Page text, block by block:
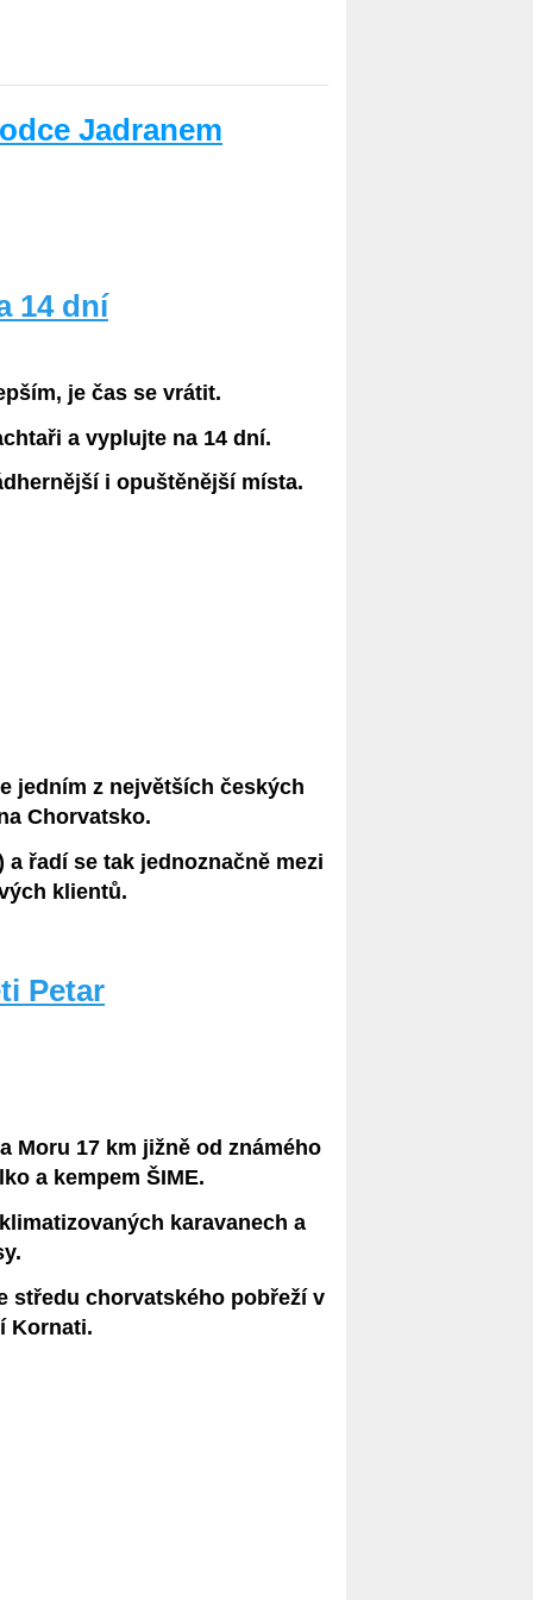
Jadranem
14 dní
je čas se vrátit.
a vyplujte na 14 dní.
i opuštěnější místa.
jedním z největších českých
Chorvatsko.
řadí se tak jednoznačně mezi
klientů.
Petar
Moru 17 km jižně od známého
a kempem ŠIME.
karavanech a
středu chorvatského pobřeží v
Kornati.